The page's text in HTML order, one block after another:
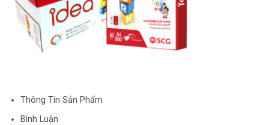
Thông Tin Sản Phẩm
Bình Luận